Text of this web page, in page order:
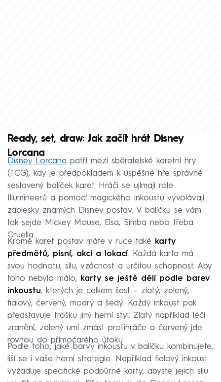
Ready, set, draw: Jak začít hrát Disney
Lorcana
Disney Lorcana patří mezi sběratelské karetní hry
(TCG), kdy je předpokladem k úspěšné hře správně
sestavený balíček karet. Hráči se ujímají role
Illumineerů a pomocí magického inkoustu vyvolávají
záblesky známých Disney postav. V balíčku se vám
tak sejde Mickey Mouse, Elsa, Simba nebo třeba
Cruella.
Kromě karet postav máte v ruce také
karty
předmětů, písní, akcí a lokací. Každá karta má
svou hodnotu, sílu, vzácnost a určitou schopnost. Aby
toho nebylo málo, karty se ještě dělí podle barev
inkoustu, kterých je celkem šest – zlatý, zelený,
fialový, červený, modrý a šedý. Každý inkoust pak
představuje trošku jiný herní styl. Zlatý například léčí
zranění, zelený umí zmást protihráče a červený jde
rovnou do přímočarého útoku.
Podle toho, jaké barvy inkoustu v balíčku kombinujete,
liší se i vaše herní strategie. Například fialový inkoust
vyžaduje specifické podpůrné karty, abyste jejich sílu